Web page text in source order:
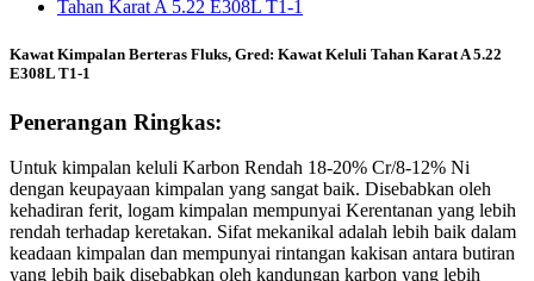
Kawat Kimpalan Berteras Fluks, Gred: Kawat Keluli Tahan Karat A 5.22
E308L T1-1
Penerangan Ringkas:
Untuk kimpalan keluli Karbon Rendah 18-20% Cr/8-12% Ni
dengan keupayaan kimpalan yang sangat baik. Disebabkan oleh
kehadiran ferit, logam kimpalan mempunyai Kerentanan yang lebih
rendah terhadap keretakan. Sifat mekanikal adalah lebih baik dalam
keadaan kimpalan dan mempunyai rintangan kakisan antara butiran
yang lebih baik disebabkan oleh kandungan karbon yang lebih